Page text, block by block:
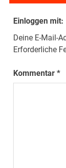
Einloggen mit:
Deine E-Mail-
Erforderliche
Kommentar*